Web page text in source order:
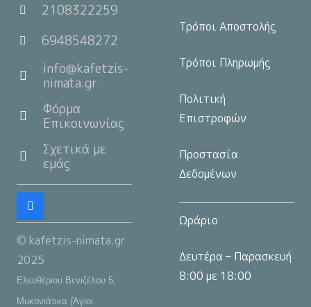
2108322259
6948548272
info@kafetzis-
nimata.gr
Φόρμα
Επικοινωνίας
Σχετικά με
εμάς
© kafetzis-nimata.gr
2025
Ελευθέριου Βενιζέλου 5,
Μυκονιάτικα (Άγιοι
Τρόποι Αποστολής
Τρόποι Πληρωμής
Πολιτική
Επιστροφών
Προστασία
Δεδομένων
Ωράριο
Δευτέρα – Παρασκευή
8:00 με 18:00